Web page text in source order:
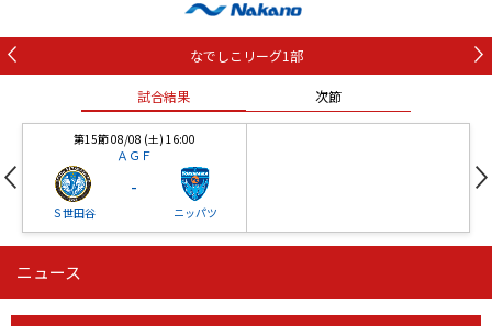
なでしこリーグ1部
試合結果 次節
第15節 08/08 (土) 16:00
ＡＧＦ
Ｓ世田谷
-
ニッパツ
第16節 09/05 (土) 15:00
ニッパツ 石人の星
ニュース